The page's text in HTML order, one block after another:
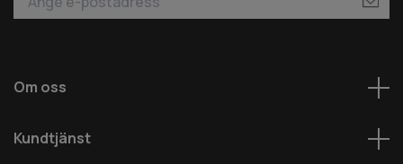
Om oss
Kundtjänst